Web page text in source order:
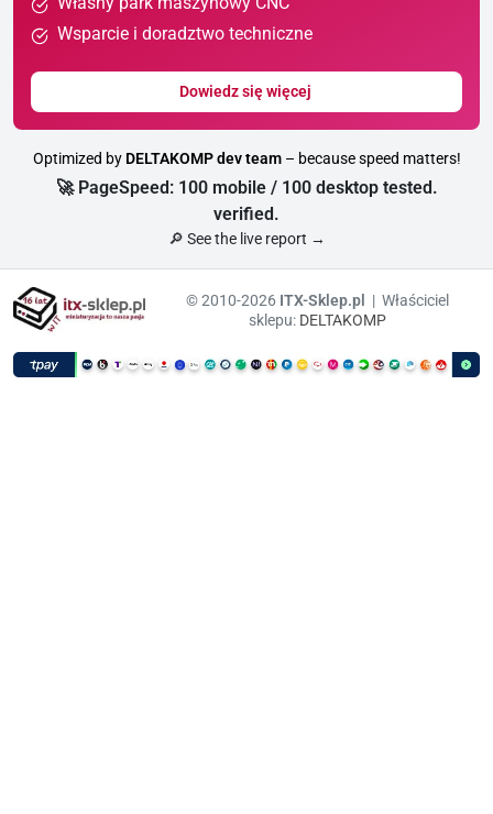
Wsparcie i doradztwo techniczne
Dowiedz się więcej
Optimized by DELTAKOMP dev team– because speed matters!
🚀 PageSpeed: 100 mobile / 100 desktop tested.
verified.
🔎 See the live report →
© 2010-2026 ITX-Sklep.pl
| Właściciel
sklepu: DELTAKOMP